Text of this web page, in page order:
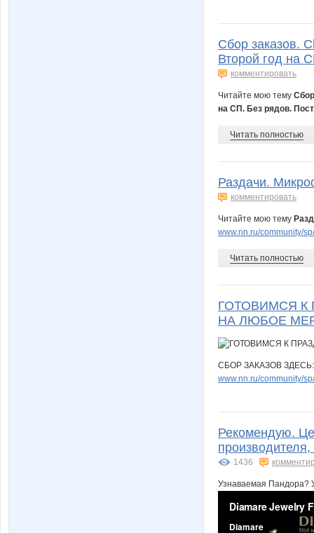
Сбор заказов.
Второй год на
комментировать
Читайте мою тему
на СП. Без рядов.
Читать полностью
Раздачи.
комментировать
Читайте мою тему
www.nn.ru/community/
Читать полностью
ГОТОВИМСЯ К
НА ЛЮБОЕ
СБОР ЗАКАЗОВ ЗДЕСЬ:
www.nn.ru/community/
Рекомендую.
1436
Узнаваемая Пандора?